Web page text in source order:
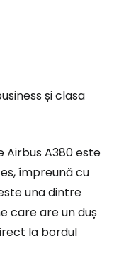
și clasa
Airbus A380 este
împreună cu
una dintre
care are un duș
la bordul